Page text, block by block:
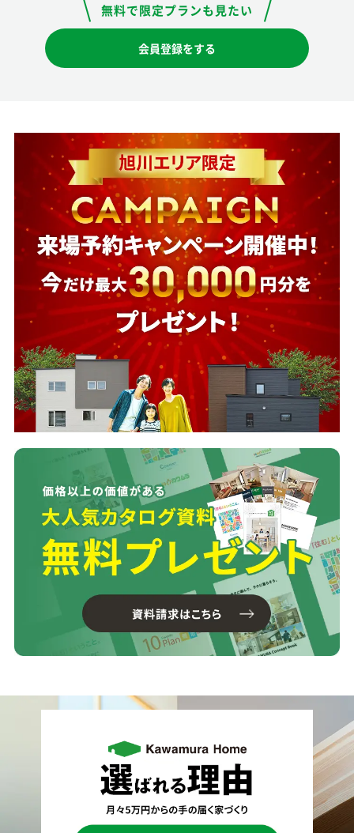
無料で限定プランも見たい
会員登録をする